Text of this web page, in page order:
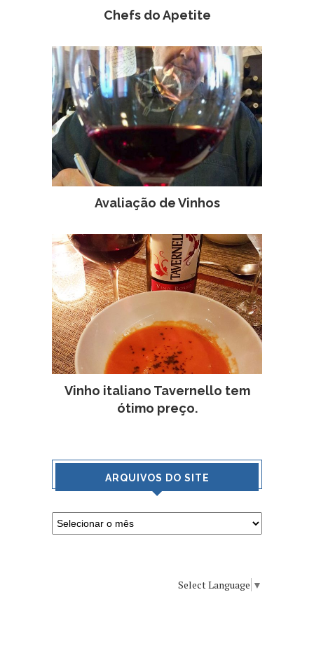
Chefs do Apetite
Avaliação de Vinhos
Vinho italiano Tavernello tem
ótimo preço.
ARQUIVOS DO SITE
Select Language ▼